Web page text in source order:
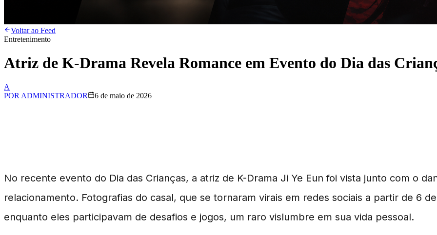
Voltar ao Feed
Entretenimento
Atriz de K-Drama Revela Romance em Evento do Dia das
A
POR ADMINISTRADOR 6 de maio de 2026
No recente evento do Dia das Crianças, a atriz de K-Drama Ji Ye Eun foi vista junto com o
relacionamento. Fotografias do casal, que se tornaram virais em redes sociais a partir de 6
enquanto eles participavam de desafios e jogos, um raro vislumbre em sua vida pessoal.